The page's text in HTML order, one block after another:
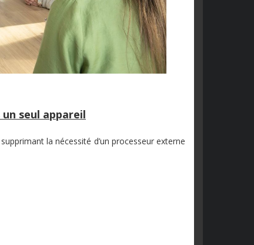
seul appareil
la nécessité d’un processeur externe